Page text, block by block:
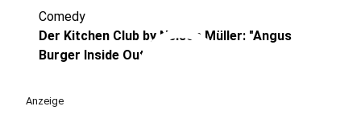
play_circle
Comedy
Der Kitchen Club by Nelson Müller: "Angus
Burger Inside Out"
Anzeige